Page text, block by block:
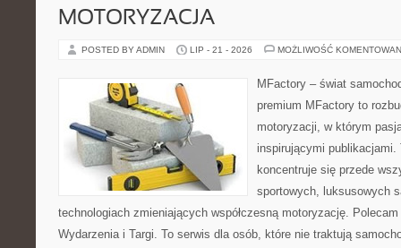
MOTORYZACJA
POSTED BY ADMIN LIP - 21 - 2026 MOŻLIWOŚĆ
MFactory – świat
premium MFactory to
motoryzacji, w którym
inspirującymi publikacjami.
koncentruje się przede
sportowych, luksusowych
technologiach zmieniających współczesną motoryzację.
Wydarzenia i Targi. To serwis dla osób, które nie traktują